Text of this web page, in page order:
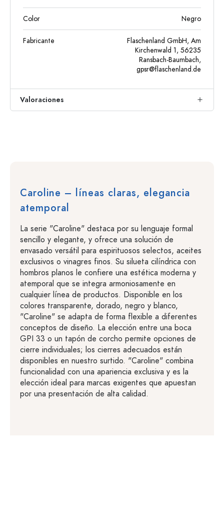
Color Negro
Fabricante
Flaschenland GmbH, Am
Kirchenwald 1, 56235
Ransbach-Baumbach,
gpsr@flaschenland.de
Valoraciones
Caroline – líneas claras, elegancia
atemporal
La serie "Caroline" destaca por su lenguaje formal
sencillo y elegante, y ofrece una solución de
envasado versátil para espirituosos selectos, aceites
exclusivos o vinagres finos. Su silueta cilíndrica con
hombros planos le confiere una estética moderna y
atemporal que se integra armoniosamente en
cualquier línea de productos. Disponible en los
colores transparente, dorado, negro y blanco,
"Caroline" se adapta de forma flexible a diferentes
conceptos de diseño. La elección entre una boca
GPI 33 o un tapón de corcho permite opciones de
cierre individuales; los cierres adecuados están
disponibles en nuestro surtido. "Caroline" combina
funcionalidad con una apariencia exclusiva y es la
elección ideal para marcas exigentes que apuestan
por una presentación de alta calidad.